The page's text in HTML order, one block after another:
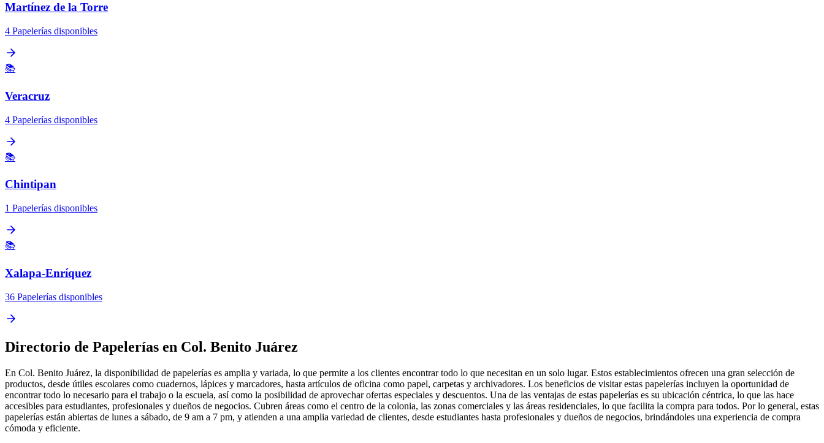
Martínez de la Torre
4 Papelerías disponibles
📚
Veracruz
4 Papelerías disponibles
📚
Chintipan
1 Papelerías disponibles
📚
Xalapa-Enríquez
36 Papelerías disponibles
Directorio de Papelerías en Col. Benito Juárez
En Col. Benito Juárez, la disponibilidad de papelerías es amplia y variada, lo que permite a los clientes encontrar todo lo que necesitan en un solo lugar. Estos establecimientos ofrecen una gran selección de
productos, desde útiles escolares como cuadernos, lápices y marcadores, hasta artículos de oficina como papel, carpetas y archivadores. Los beneficios de visitar estas papelerías incluyen la oportunidad de
encontrar todo lo necesario para el trabajo o la escuela, así como la posibilidad de aprovechar ofertas especiales y descuentos. Una de las ventajas de estas papelerías es su ubicación céntrica, lo que las hace
accesibles para estudiantes, profesionales y dueños de negocios. Cubren áreas como el centro de la colonia, las zonas comerciales y las áreas residenciales, lo que facilita la compra para todos. Por lo general, estas
papelerías están abiertas de lunes a sábado, de 9 am a 7 pm, y atienden a una amplia variedad de clientes, desde estudiantes hasta profesionales y dueños de negocios, brindándoles una experiencia de compra
cómoda y eficiente.